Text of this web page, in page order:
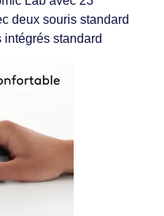
deux souris standard
intégrés standard